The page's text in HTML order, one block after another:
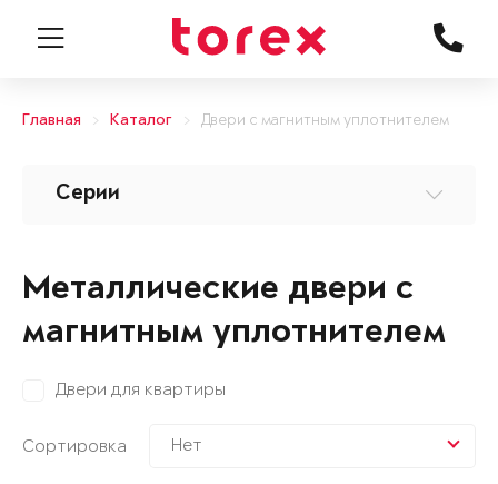
Главная Каталог Двери с магнитным уплотнителем
Серии
Металлические двери с
магнитным уплотнителем
Двери для квартиры
Сортировка Нет